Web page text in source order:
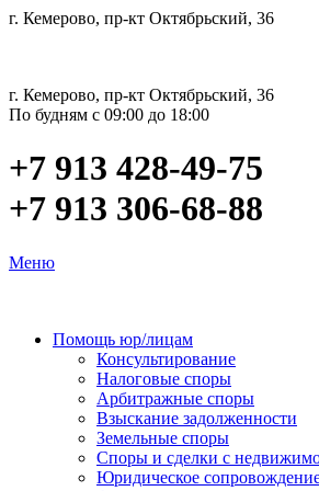
г. Кемерово, пр-кт Октябрьский, 36
г. Кемерово, пр-кт Октябрьский, 36
По будням с 09:00 до 18:00
+7 913 428-49-75
+7 913 306-68-88
Меню
Помощь юр/лицам
Консультирование
Налоговые споры
Арбитражные споры
Взыскание задолженности
Земельные споры
Споры и сделки с
Юридическое